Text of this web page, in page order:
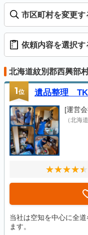
市区町村を変更す
依頼内容を選択す
北海道紋別郡西興部
1位 遺品整理
[運営
（北海
当社は空知を中心に全
ます。